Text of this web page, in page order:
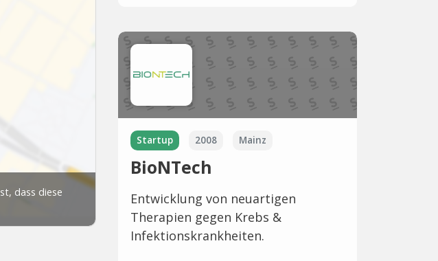
Startup 2008 Mainz
BioNTech
Entwicklung von neuartigen
Therapien gegen Krebs &
Infektionskrankheiten.